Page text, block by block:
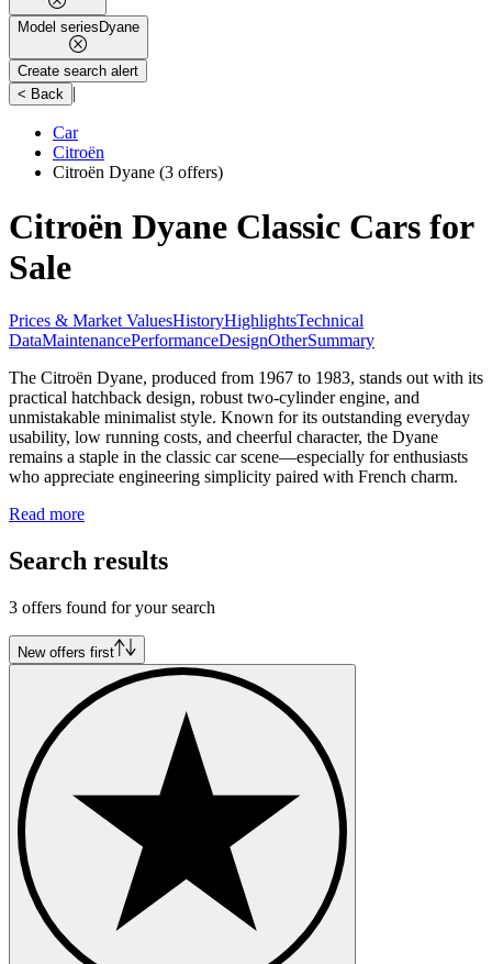
Model series Dyane
Create search alert
< Back |
Car
Citroën
Citroën Dyane (3 offers)
Citroën Dyane Classic Cars for
Sale
Prices & Market ValuesHistoryHighlightsTechnical
DataMaintenancePerformanceDesignOtherSummary
The Citroën Dyane, produced from 1967 to 1983, stands out with its
practical hatchback design, robust two-cylinder engine, and
unmistakable minimalist style. Known for its outstanding everyday
usability, low running costs, and cheerful character, the Dyane
remains a staple in the classic car scene—especially for enthusiasts
who appreciate engineering simplicity paired with French charm.
Read more
Search results
3 offers found for your search
New offers first